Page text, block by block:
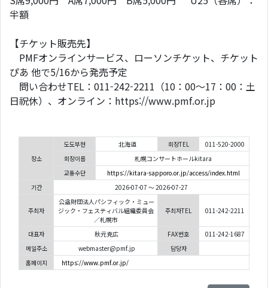
半額
【チケット販売先】
PMFオンラインサービス、ローソンチケット、チケット
ぴあ 他で5/16から発売予定
問い合わせTEL：011-242-2211（10：00～17：00：土
日祝休）、オンライン：https://www.pmf.or.jp
장소
도도부현 北海道 회장TEL
011-520-2000
회장이름
札幌コンサートホールkitara
교통수단
https://kitara-sapporo.or.jp/access/index.html
기간
2026-07-07 ～ 2026-07-27
주최자
公益財団法人パシフィック・ミュー
ジック・フェスティバル組織委員会
／札幌市
주최자TEL 011-242-2211
대표자 秋元克広 FAX번호
011-242-1687
메일주소
webmaster@pmf.jp
담당자
홈페이지
https://www.pmf.or.jp/